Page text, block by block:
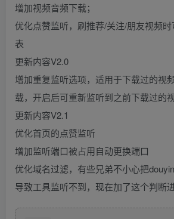
增加视频音频下载；
优化点赞监听，刷推荐/关注/朋友视频
表
更新内容V2.0
增加重复监听选项，适用于下载过的视
载，开启后可重新监听到之前下载过的视
更新内容V2.1
优化首页的点赞监听
增加监听端口被占用自动更换端口
优化域名过滤，有些兄弟不小心把
导致工具监听不到，现在加了这个判断